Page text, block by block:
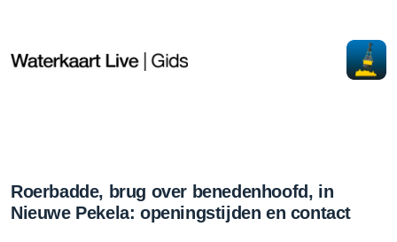
Roerbadde, brug over benedenhoofd, in
Nieuwe Pekela: openingstijden en contact